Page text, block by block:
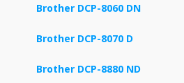
Brother DCP-8060 DN
Brother DCP-8070 D
Brother DCP-8880 ND